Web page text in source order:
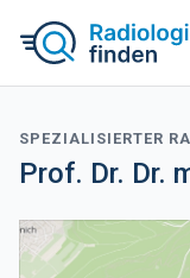
SPEZIALISIERTER
Prof. Dr. Dr.